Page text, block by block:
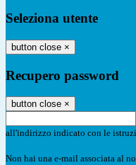
Seleziona utente
button close ×
Recupero password
button close ×
all'indirizzo indicato con le
Non hai una e-mail associata al